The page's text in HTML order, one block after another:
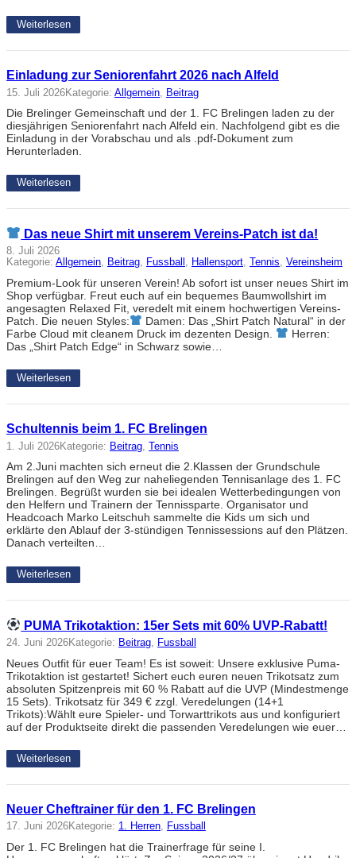
Weiterlesen
Einladung zur Seniorenfahrt 2026 nach Alfeld
15. Juli 2026Kategorie: Allgemein Beitrag
Die Brelinger Gemeinschaft und der 1. FC Brelingen laden zu der
diesjährigen Seniorenfahrt nach Alfeld ein. Nachfolgend gibt es die
Einladung in der Vorabschau und als .pdf-Dokument zum
Herunterladen.
Weiterlesen
Das neue Shirt mit unserem Vereins-Patch ist da!
8. Juli 2026
Kategorie: Allgemein, Beitrag, Fussball , Hallensport, Tennis, Vereinsheim
Premium-Look für unseren Verein! Ab sofort ist unser neues Shirt im
Shop verfügbar. Freut euch auf ein bequemes Baumwollshirt im
angesagten Relaxed Fit, veredelt mit einem hochwertigen Vereins-
Patch. Die neuen Styles:
Damen: Das „Shirt Patch Natural“ in der
Farbe Cloud mit cleanem Druck im dezenten Design.
Herren:
Das „Shirt Patch Edge“ in Schwarz sowie…
Weiterlesen
Schultennis beim 1. FC Brelingen
1. Juli 2026Kategorie: Beitrag Tennis
Am 2.Juni machten sich erneut die 2.Klassen der Grundschule
Brelingen auf den Weg zur naheliegenden Tennisanlage des 1. FC
Brelingen. Begrüßt wurden sie bei idealen Wetterbedingungen von
den Helfern und Trainern der Tennissparte. Organisator und
Headcoach Marko Leitschuh sammelte die Kids um sich und
erklärte den Ablauf der 3-stündigen Tennissessions auf den Plätzen.
Danach verteilten…
Weiterlesen
PUMA Trikotaktion: 15er Sets mit 60% UVP-Rabatt!
24. Juni 2026Kategorie: Beitrag, Fussball
Neues Outfit für euer Team! Es ist soweit: Unsere exklusive Puma-
Trikotaktion ist gestartet! Sichert euch euren neuen Trikotsatz zum
absoluten Spitzenpreis mit 60 % Rabatt auf die UVP (Mindestmenge
15 Sets). Trikotsatz für 349 € zzgl. Veredelungen (14+1
Trikots):Wählt eure Spieler- und Torwarttrikots aus und konfiguriert
auf der Produktseite direkt die passenden Veredelungen wie euer…
Weiterlesen
Neuer Cheftrainer für den 1. FC Brelingen
17. Juni 2026Kategorie: 1. Herren, Fussball
Der 1. FC Brelingen hat die Trainerfrage für seine I.